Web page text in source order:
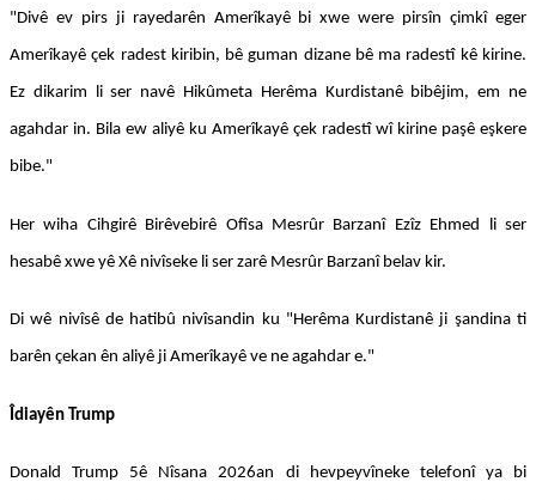
"Divê ev pirs ji rayedarên Amerîkayê bi xwe were pirsîn çimkî eger
Amerîkayê çek radest kiribin, bê guman dizane bê ma radestî kê kirine.
Ez dikarim li ser navê Hikûmeta Herêma Kurdistanê bibêjim, em ne
agahdar in. Bila ew aliyê ku Amerîkayê çek radestî wî kirine paşê eşkere
bibe."
Her wiha Cihgirê Birêvebirê Ofîsa Mesrûr Barzanî Ezîz Ehmed li ser
hesabê xwe yê Xê nivîseke li ser zarê Mesrûr Barzanî belav kir.
Di wê nivîsê de hatibû nivîsandin ku "Herêma Kurdistanê ji şandina ti
barên çekan ên aliyê ji Amerîkayê ve ne agahdar e."
Îdiayên Trump
Donald Trump 5ê Nîsana 2026an di hevpeyvîneke telefonî ya bi